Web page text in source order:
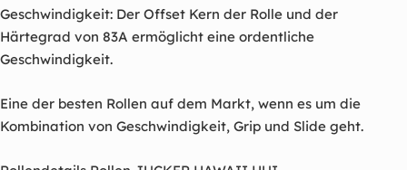
Geschwindigkeit: Der Offset Kern der Rolle und der
Härtegrad von 83A ermöglicht eine ordentliche
Geschwindigkeit.
Eine der besten Rollen auf dem Markt, wenn es um die
Kombination von Geschwindigkeit, Grip und Slide geht.